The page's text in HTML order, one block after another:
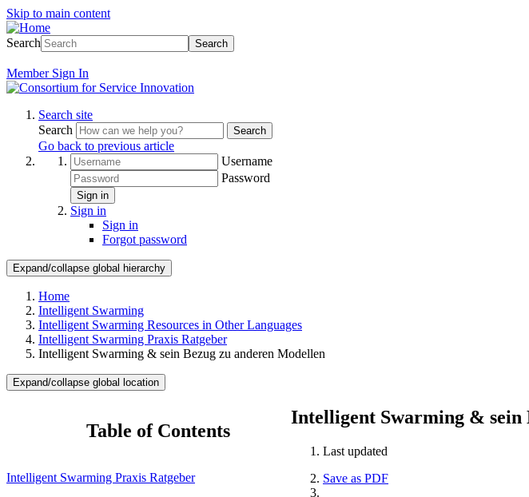
Skip to main content
Search Search
Member Sign In
Search site
Search
Search
Go back to previous article
Username
Password
Sign in
Sign in
Sign in
Forgot password
Expand/collapse global hierarchy
Home
Intelligent Swarming
Intelligent Swarming Resources in Other Languages
Intelligent Swarming Praxis Ratgeber
Intelligent Swarming & sein Bezug zu anderen Modellen
Expand/collapse global location
Intelligent Swarming & sein
Last updated
Save as PDF
Table of Contents
Intelligent Swarming Praxis Ratgeber